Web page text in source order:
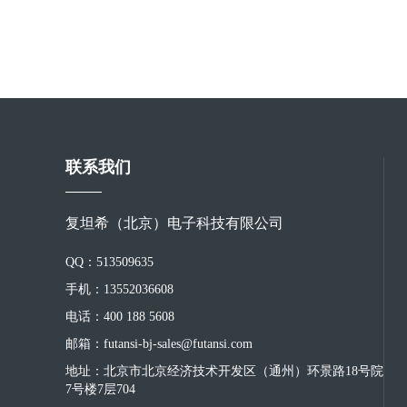
联系我们
复坦希（北京）电子科技有限公司
QQ：513509635
手机：13552036608
电话：400 188 5608
邮箱：futansi-bj-sales@futansi.com
地址：北京市北京经济技术开发区（通州）环景路18号院
7号楼7层704